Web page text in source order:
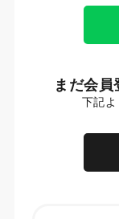
まだ会員
下記よ